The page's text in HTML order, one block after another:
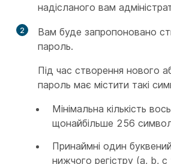
надісланого вам
2
Вам буде запропоновано
пароль.
Під час створення нового
пароль має містити такі
Мінімальна кількість
щонайбільше 256
Принаймні один
нижчого регістру (a, b,